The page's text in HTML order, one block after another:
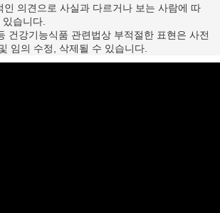
의견으로 사실과 다르거나 보는 사람에 따
있습니다.
건강기능식품 관련법상 부적절한 표현은 사전
임의 수정, 삭제될 수 있습니다.